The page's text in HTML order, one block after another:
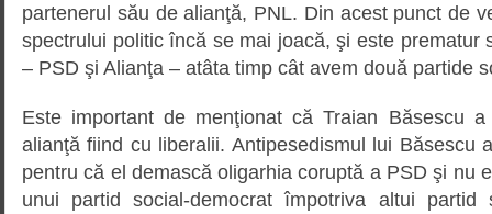
partenerul său de alianţă, PNL. Din acest punct de
spectrului politic încă se mai joacă, şi este prematur
– PSD şi Alianţa – atâta timp cât avem două partide
Este important de menţionat că Traian Băsescu
alianţă fiind cu liberalii. Antipesedismul lui Băsescu
pentru că el demască oligarhia coruptă a PSD şi nu
unui partid social-democrat împotriva altui partid